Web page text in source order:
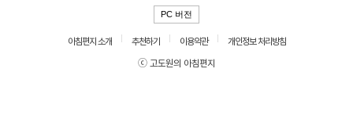
PC 버전
아침편지 소개 추천하기 이용약관
개인정보 처리방침
ⓒ 고도원의 아침편지